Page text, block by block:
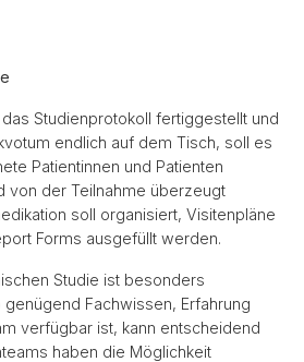
Studienprotokoll fertiggestellt und
endlich auf dem Tisch, soll es
Patientinnen und Patienten
von der Teilnahme überzeugt
soll organisiert, Visitenpläne
Forms ausgefüllt werden.
Studie ist besonders
Fachwissen, Erfahrung
verfügbar ist, kann entscheidend
haben die Möglichkeit